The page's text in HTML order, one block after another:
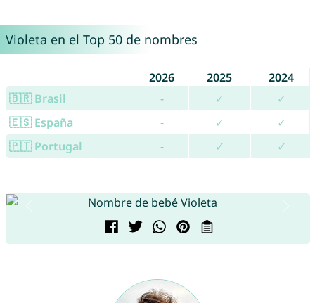
Violeta en el Top 50 de nombres
2026 2025
2024
🇧🇷 Brasil
- ✓
✓
🇪🇸 España
- ✓
✓
🇵🇹 Portugal
- ✓ ✓